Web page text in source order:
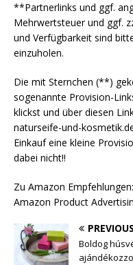
**Partnerlinks und ggf.
Mehrwertsteuer und ggf.
und Verfügbarkeit sind
einzuholen.
Die mit Sternchen (**)
sogenannte Provision-
klickst und über diesen
naturseife-und-
Einkauf eine kleine
dabei nicht!!
Zu Amazon
Amazon Product
PREVIOUS
Boldog